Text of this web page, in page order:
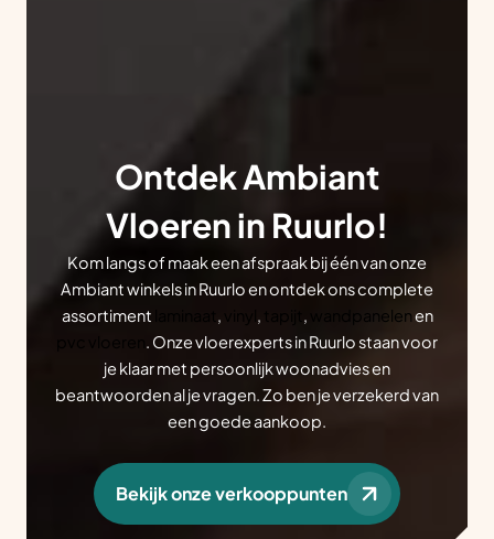
Ontdek Ambiant
Vloeren in Ruurlo!
Kom langs of maak een afspraak bij één van onze
Ambiant winkels in Ruurlo en ontdek ons complete
assortiment
, , , wandpanelenen
. Onze vloerexperts in Ruurlo staan voor
je klaar met persoonlijk woonadvies en
beantwoorden al je vragen. Zo ben je verzekerd van
een goede aankoop.
Bekijk onze verkooppunten